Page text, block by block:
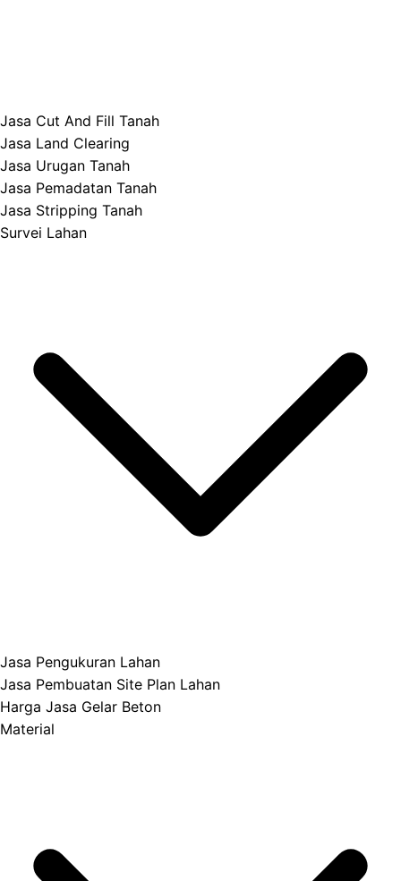
Jasa Cut And Fill Tanah
Jasa Land Clearing
Jasa Urugan Tanah
Jasa Pemadatan Tanah
Jasa Stripping Tanah
Survei Lahan
Jasa Pengukuran Lahan
Jasa Pembuatan Site Plan Lahan
Harga Jasa Gelar Beton
Material